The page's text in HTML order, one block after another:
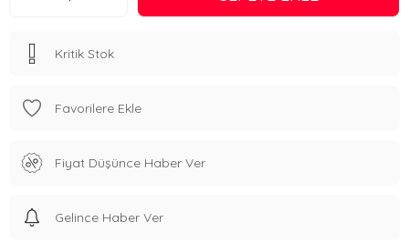
Kritik Stok
Favorilere Ekle
Fiyat Düşünce Haber Ver
Gelince Haber Ver